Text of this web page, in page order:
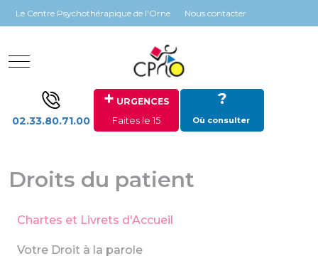
Panneau de gestion des cookies
Le Centre Psychothérapique de l'Orne Nous contacter
Mobile Menu Toggle
02.33.80.71.00
+ URGENCES
Faites le 15
?
Où consulter
Droits du patient
Chartes et Livrets d'Accueil
Votre Droit à la parole